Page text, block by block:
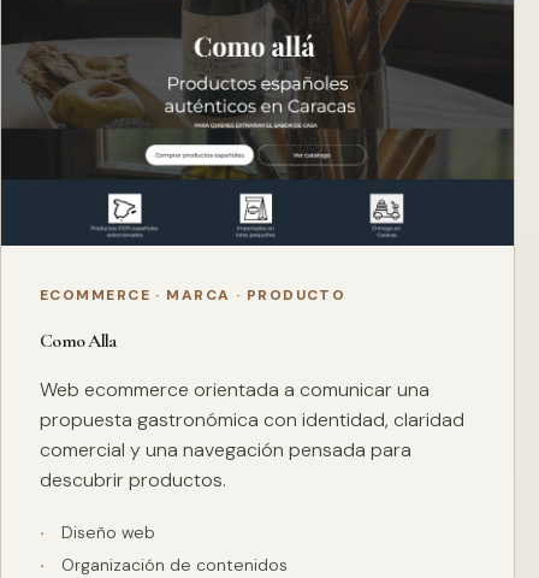
ECOMMERCE · MARCA · PRODUCTO
Como Alla
Web ecommerce orientada a comunicar una
propuesta gastronómica con identidad, claridad
comercial y una navegación pensada para
descubrir productos.
Diseño web
Organización de contenidos